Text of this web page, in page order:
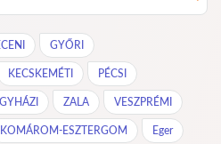
GYŐRI
KECSKEMÉTI PÉCSI
ZALA VESZPRÉMI
KOMÁROM-ESZTERGOM Eger